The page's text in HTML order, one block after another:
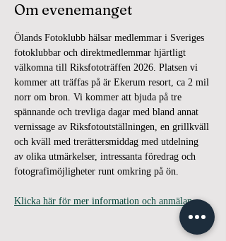
Om evenemanget
Ölands Fotoklubb hälsar medlemmar i Sveriges
fotoklubbar och direktmedlemmar hjärtligt
välkomna till Riksfototräffen 2026. Platsen vi
kommer att träffas på är Ekerum resort, ca 2 mil
norr om bron. Vi kommer att bjuda på tre
spännande och trevliga dagar med bland annat
vernissage av Riksfotoutställningen, en grillkväll
och kväll med trerättersmiddag med utdelning
av olika utmärkelser, intressanta föredrag och
fotografimöjligheter runt omkring på ön.
Klicka här för mer information och anmälan.